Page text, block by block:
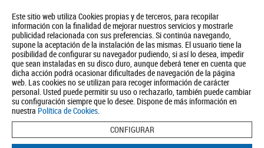
Este sitio web utiliza Cookies propias y de terceros, para recopilar
información con la finalidad de mejorar nuestros servicios y mostrarle
publicidad relacionada con sus preferencias. Si continúa navegando,
supone la aceptación de la instalación de las mismas. El usuario tiene la
posibilidad de configurar su navegador pudiendo, si así lo desea, impedir
que sean instaladas en su disco duro, aunque deberá tener en cuenta que
dicha acción podrá ocasionar dificultades de navegación de la página
web. Las cookies no se utilizan para recoger información de carácter
personal. Usted puede permitir su uso o rechazarlo, también puede cambiar
su configuración siempre que lo desee. Dispone de más información en
nuestra Política de Cookies.
CONFIGURAR
About us Tourism Política de Privacidad Aviso Legal Política de Cookies
BUSCAR